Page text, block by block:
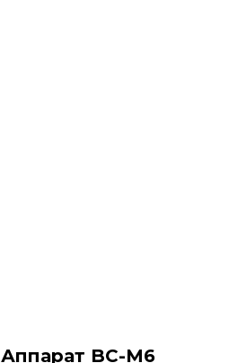
Аппарат BC-М6